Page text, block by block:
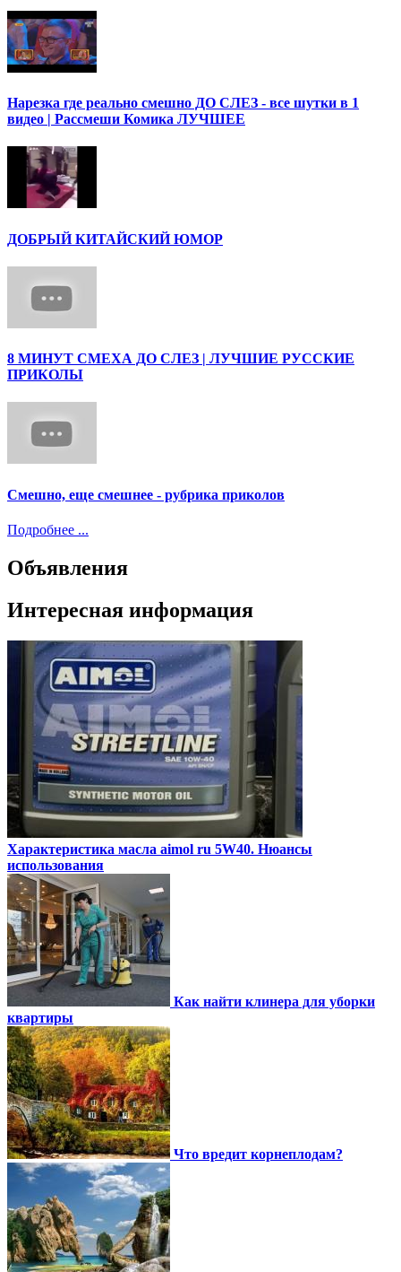
Нарезка где реально смешно ДО СЛЕЗ - все шутки в 1
видео | Рассмеши Комика ЛУЧШЕЕ
ДОБРЫЙ КИТАЙСКИЙ ЮМОР
8 МИНУТ СМЕХА ДО СЛЕЗ | ЛУЧШИЕ РУССКИЕ
ПРИКОЛЫ
Смешно, еще смешнее - рубрика приколов
Подробнее ...
Объявления
Интересная информация
Характеристика масла aimol ru 5W40. Нюансы
использования
Как найти клинера для уборки
квартиры
Что вредит корнеплодам?